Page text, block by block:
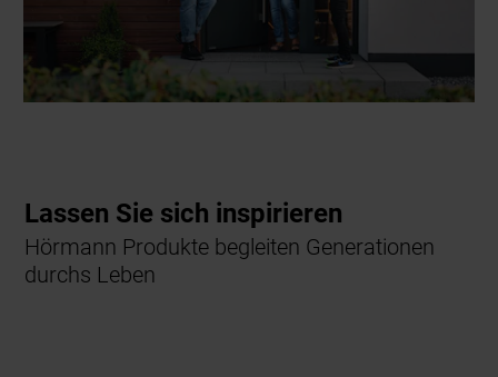
Lassen Sie sich inspirieren
Hörmann Produkte begleiten Generationen
durchs Leben